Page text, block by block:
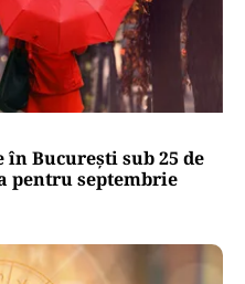
București sub 25 de
pentru septembrie